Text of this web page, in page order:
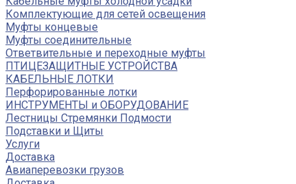
Комплектующие для сетей освещения
Муфты концевые
Муфты соединительные
Ответвительные и переходные муфты
ПТИЦЕЗАЩИТНЫЕ УСТРОЙСТВА
КАБЕЛЬНЫЕ ЛОТКИ
Перфорированные лотки
ИНСТРУМЕНТЫ и ОБОРУДОВАНИЕ
Лестницы Стремянки Подмости
Подставки и Щиты
Услуги
Доставка
Авиаперевозки грузов